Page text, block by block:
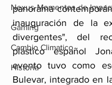
Nexus Momentos de
Gaming
Cambio Climatico
Historia
panorama
inauguración de la
divergentes", del
plástico español
evento tuvo como
Bulevar, integrado en